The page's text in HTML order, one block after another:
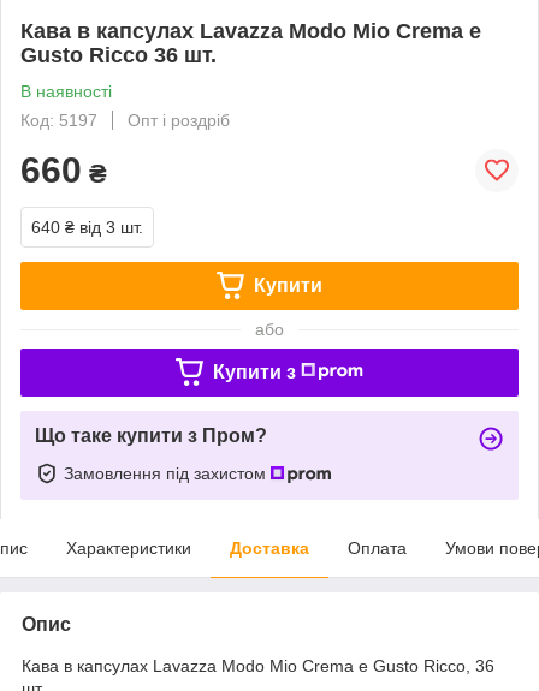
Кава в капсулах Lavazza Modo Mio Crema e
Gusto Ricco 36 шт.
В наявності
Код: 5197
Опт і роздріб
660 ₴
640 ₴ від 3 шт.
Купити
або
Купити з
Що таке купити з Пром?
Замовлення під захистом
Характеристики Доставка Оплата Умови
Опис
Кава в капсулах Lavazza Modo Mio Crema e Gusto Ricco, 36